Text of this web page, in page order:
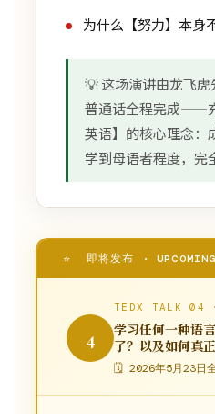
为什么【努力】本身
💡 这场演讲由龙飞
普通话全程完成——
英语】的核心理念：
学到母语者程度，完
⭐ 即将发布 ·
4
TEDX TALK 04
学习任何一种语
了？以及如何真正
🗓 2026年5月23日